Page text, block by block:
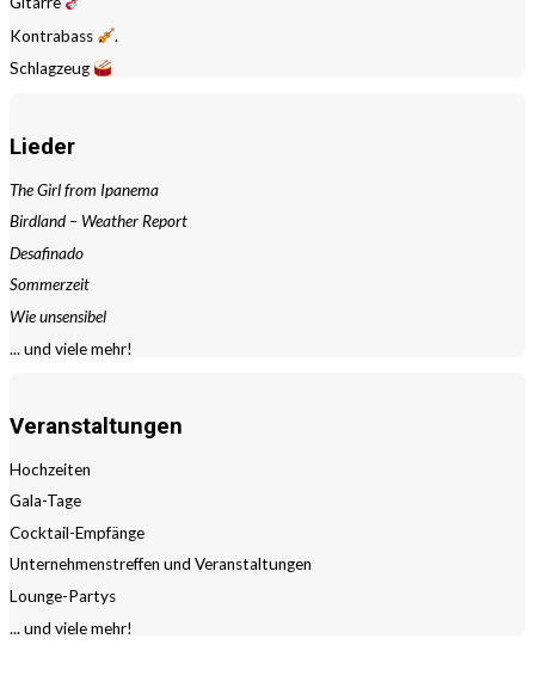
Kontrabass
.
Schlagzeug
Lieder
The Girl from Ipanema
Birdland – Weather Report
Desafinado
Sommerzeit
Wie unsensibel
... und viele mehr!
Veranstaltungen
Hochzeiten
Gala-Tage
Cocktail-Empfänge
Unternehmenstreffen und Veranstaltungen
Lounge-Partys
... und viele mehr!